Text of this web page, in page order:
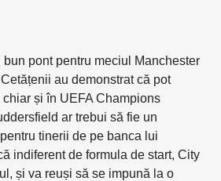
pont pentru meciul Manchester
au demonstrat că pot
și în UEFA Champions
ar trebui să fie un
tinerii de pe banca lui
indiferent de formula de start, City
și va reuși să se impună la o